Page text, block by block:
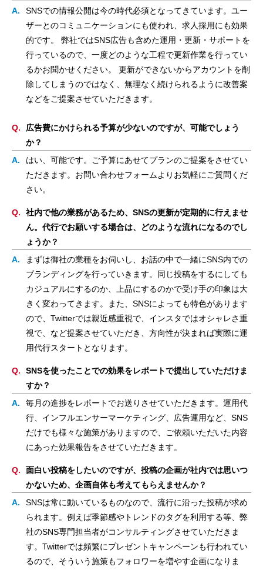
SNSでの情報公開は今の時代必須となってきています。ユー
ザーとのコミュニケーションにも使われ、求人採用にも効果
的です。 弊社ではSNS広告も含めた運用・更新・サポートを
行っているので、一度どのような工程で更新作業を行ってい
るかお聞かせください。 更新ができないからアカウントを削
除してしまうのではなく、無理なく続けられるように改善案
などをご提案させていただきます。
広告費にかけられる予算が少ないのですが、可能でしょう
か？
はい、可能です。ご予算にあせてプランのご提案をさせてい
ただきます。お問い合わせフォームよりお気軽にご質問くだ
さい。
社内で他の業務があるため、SNSの更新が定期的に行えませ
ん。代行でお願いする場合は、どのような流れになるのでし
ょうか？
まずは御社の業種をお伺いし、お話の中で一緒にSNS内での
ブランディングを行っていきます。同じ投稿をするにしても
カジュアルにするのか、上品にするのかで受け手の印象は大
きく変わってきます。また、SNSによっても特色があります
ので、Twitterでは親近感重視で、インスタではオシャレさ重
視で、など提案させていただき、方向性が決まれば実際に運
用代行スタートとなります。
SNSを使ったことでの効果をレポートで提出していただけま
すか？
毎月の進捗をレポートでお送りさせていただきます。運用代
行、インフルエンサーマーケティング、広告運用など、SNS
だけでも様々な施策がありますので、ご依頼いただいた内容
にあった効果報告をさせていただきます。
面白い投稿をしたいのですが、投稿の企画が社内では思いつ
かないため、企画自体も考えてもらえませんか？
SNSは常に動いているものなので、流行に沿った投稿が求め
られます。例えば季節感やトレンドのタグを利用する等、弊
社のSNS専門担当者がコンサルティングさせていただきま
す。Twitterでは頻繁にプレゼントキャンペーンも行われてい
るので、そういう施策もフォロワーを増やす企画になりま